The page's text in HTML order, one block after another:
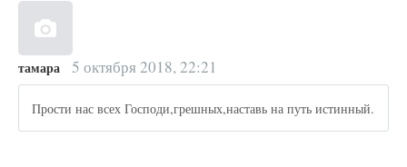
тамара 5 октября 2018, 22:21
Прости нас всех Господи,грешных,наставь на путь истинный.